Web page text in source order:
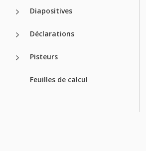
Diapositives
Déclarations
Pisteurs
Feuilles de calcul